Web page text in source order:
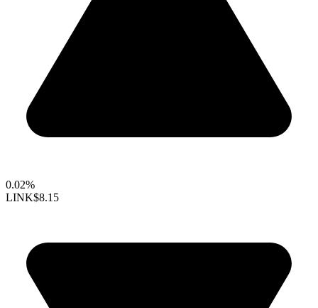
0.02%
LINK$8.15